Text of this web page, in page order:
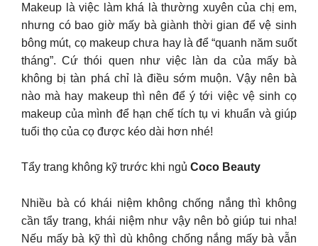
Makeup là việc làm khá là thường xuyên của chị em,
nhưng có bao giờ mấy bà giành thời gian để vệ sinh
bông mút, cọ makeup chưa hay là để “quanh năm suốt
tháng”. Cứ thói quen như việc làn da của mấy bà
không bị tàn phá chỉ là điều sớm muộn. Vậy nên bà
nào mà hay makeup thì nên để ý tới việc vệ sinh cọ
makeup của mình để hạn chế tích tụ vi khuẩn và giúp
tuổi thọ của cọ được kéo dài hơn nhé!
Tẩy trang không kỹ trước khi ngủ Coco Beauty
Nhiều bà có khái niệm không chống nắng thì không
cần tẩy trang, khái niệm như vậy nên bỏ giúp tui nha!
Nếu mấy bà kỹ thì dù không chống nắng mấy bà vẫn